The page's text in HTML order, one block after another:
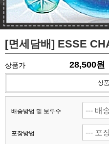
[면세담배] ESSE
상품가 28,500원
상
배송방법 및 보루수
포장방법